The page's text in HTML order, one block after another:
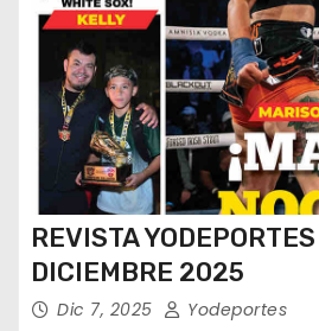
REVISTA
DICIEMBRE 2025
Dic 7, 2025 Yodeportes